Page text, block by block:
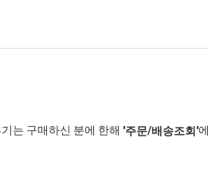
는 구매하신 분에 한해 '주문/배송조회'